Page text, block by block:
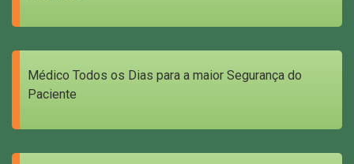
Médico Todos os Dias para a maior Segurança do
Paciente